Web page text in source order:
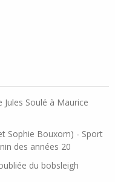
Soulé à Maurice
Sophie Bouxom) - Sport
des années 20
du bobsleigh